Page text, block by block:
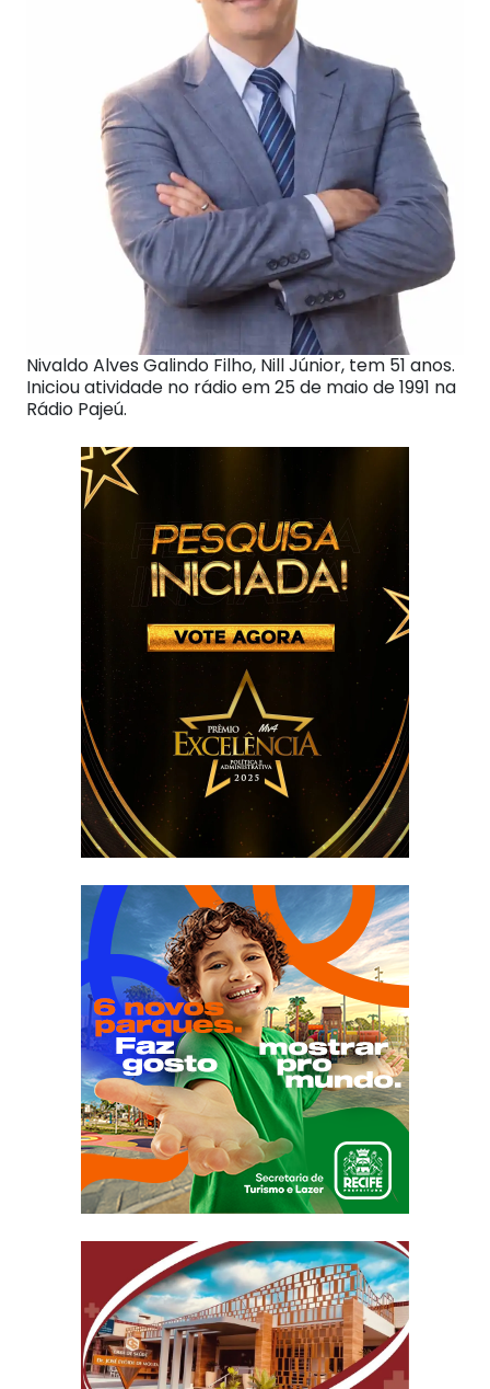
Nivaldo Alves Galindo Filho, Nill Júnior, tem 51 anos.
Iniciou atividade no rádio em 25 de maio de 1991 na
Rádio Pajeú.